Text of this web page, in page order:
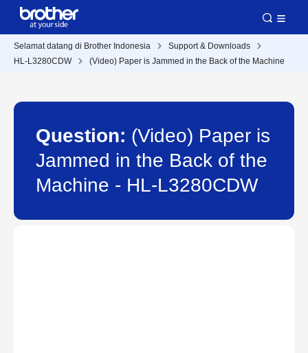
Selamat datang di Brother Indonesia
Support & Downloads
HL-L3280CDW
(Video) Paper is Jammed in the Back of the Machine
Question: (Video) Paper is
Jammed in the Back of the
Machine - HL-L3280CDW